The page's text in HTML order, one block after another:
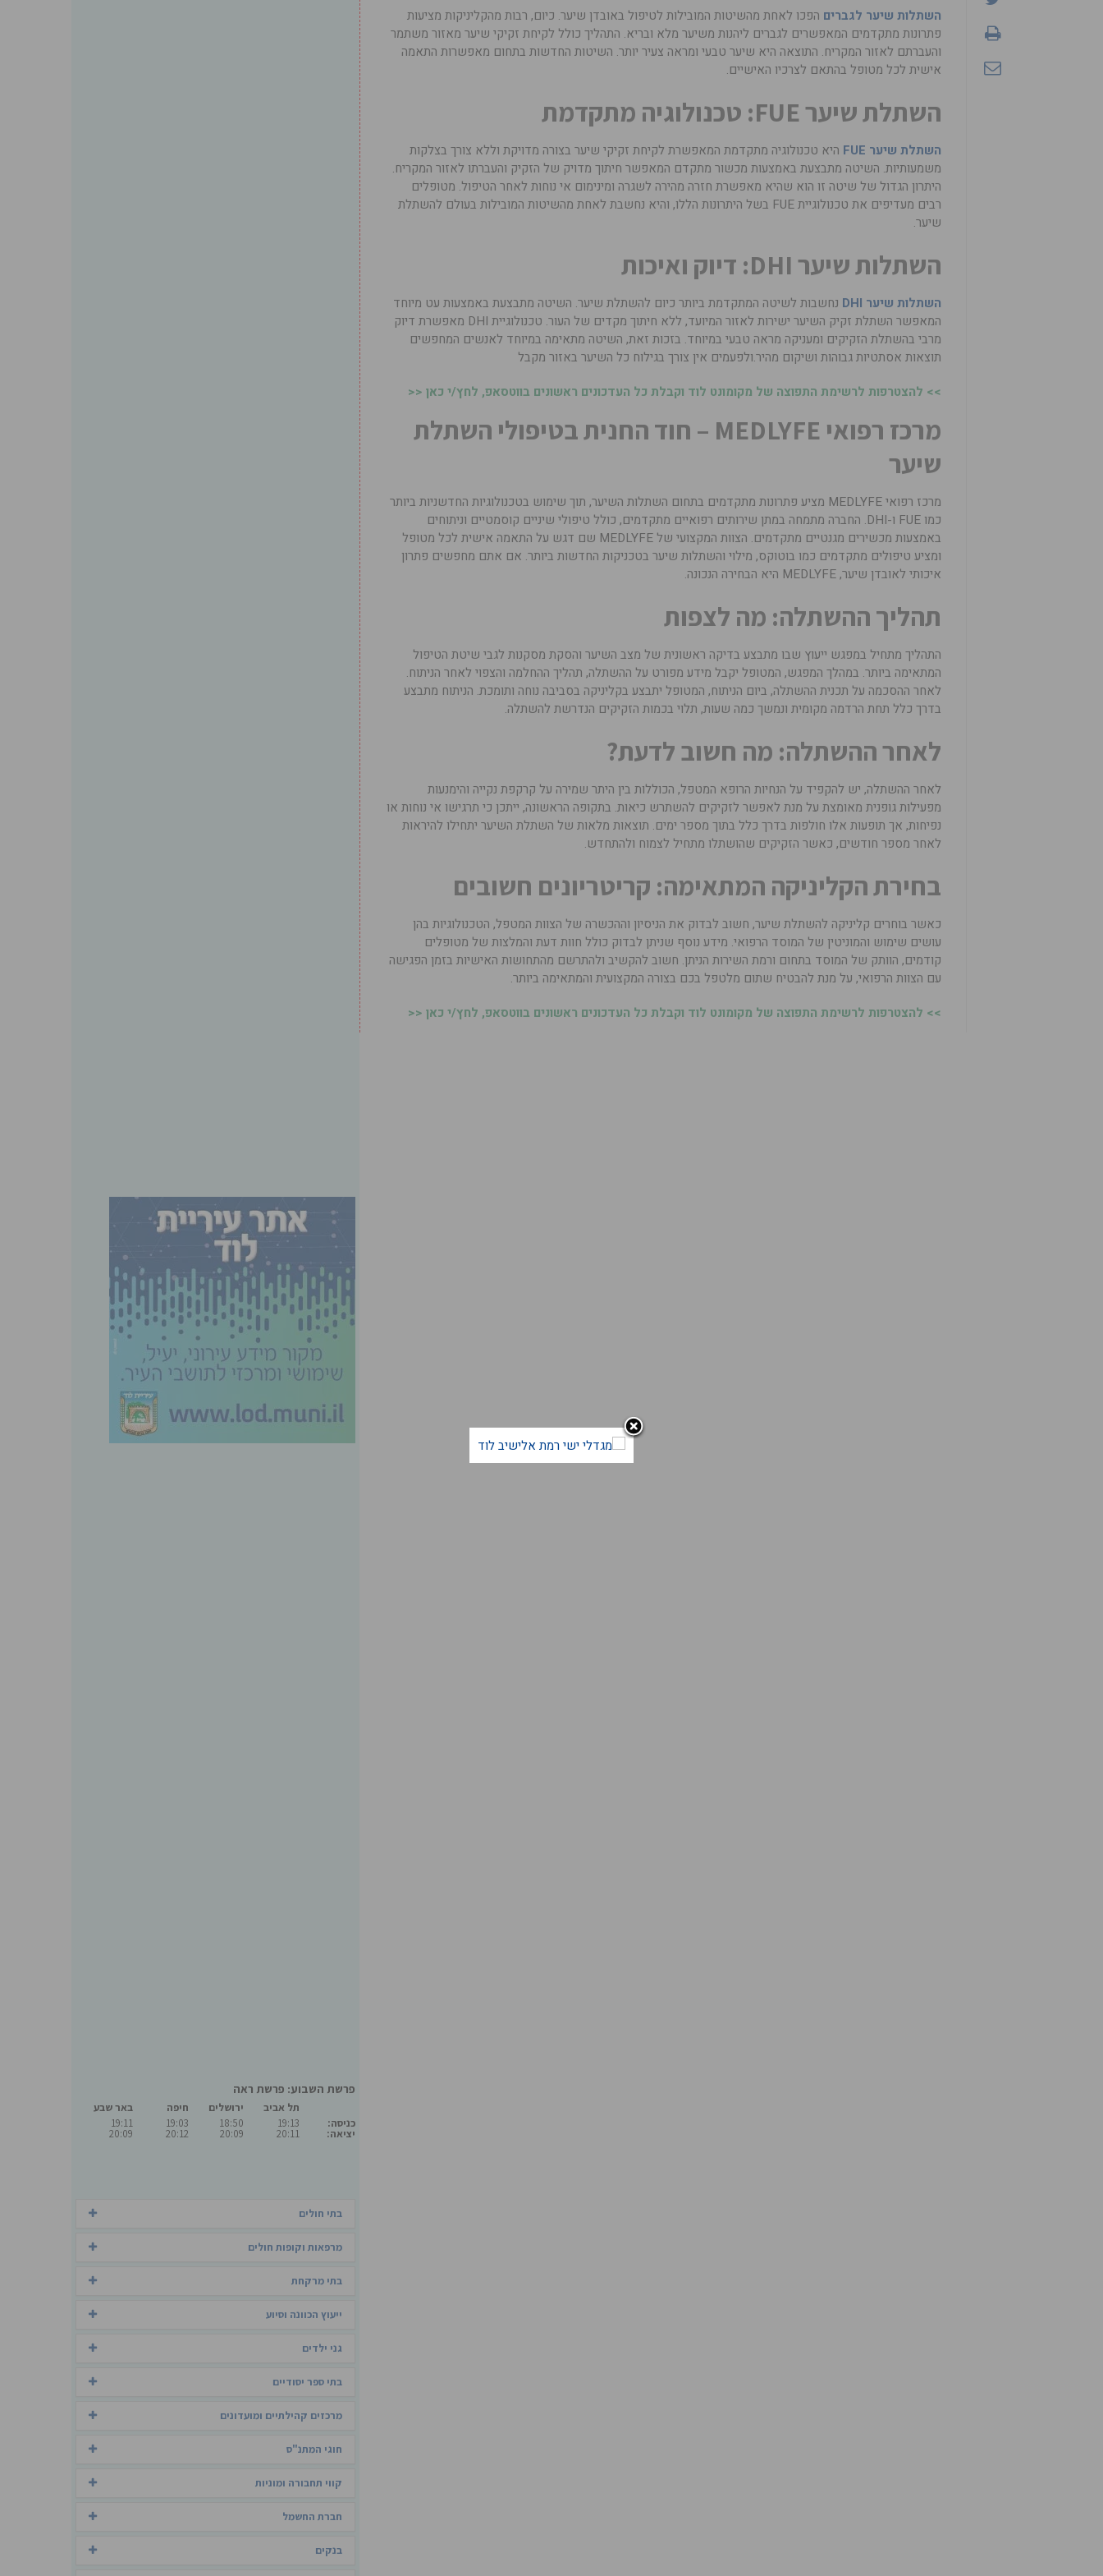
השתלות שיער לגברים הפכו לאחת מהשיטות המובילות לטיפול באובדן שיער. כיום, רבות מהקליניקות מציעות
פתרונות מתקדמים המאפשרים לגברים ליהנות משיער מלא ובריא. התהליך כולל לקיחת זקיקי שיער מאזור משתמר
והעברתם לאזור המקריח. התוצאה היא שיער טבעי ומראה צעיר יותר. השיטות החדשות בתחום מאפשרות התאמה
אישית לכל מטופל בהתאם לצרכיו האישיים.
השתלת שיער FUE: טכנולוגיה מתקדמת
השתלת שיער FUE
היא טכנולוגיה מתקדמת המאפשרת לקיחת זקיקי שיער בצורה מדויקת וללא צורך בצלקות
משמעותיות. השיטה מתבצעת באמצעות מכשור מתקדם המאפשר חיתוך מדויק של הזקיק והעברתו לאזור המקריח.
היתרון הגדול של שיטה זו הוא שהיא מאפשרת חזרה מהירה לשגרה ומינימום אי נוחות לאחר הטיפול. מטופלים
רבים מעדיפים את טכנולוגיית FUE בשל היתרונות הללו, והיא נחשבת לאחת מהשיטות המובילות בעולם להשתלת
שיער.
השתלות שיער DHI: דיוק ואיכות
השתלות שיער DHI
נחשבות לשיטה המתקדמת ביותר כיום להשתלת שיער. השיטה מתבצעת באמצעות עט מיוחד
המאפשר השתלת זקיק השיער ישירות לאזור המיועד, ללא חיתוך מקדים של העור. טכנולוגיית DHI מאפשרת דיוק
מרבי בהשתלת הזקיקים ומעניקה מראה טבעי במיוחד. בזכות זאת, השיטה מתאימה במיוחד לאנשים המחפשים
תוצאות אסתטיות גבוהות ושיקום מהיר.ולפעמים אין צורך בגילוח כל השיער באזור מקבל
>> להצטרפות לרשימת התפוצה של מקומונט לוד וקבלת כל העדכונים ראשונים בווטסאפ, לחץ/י כאן <<
מרכז רפואי MEDLYFE – חוד החנית בטיפולי השתלת
שיער
מרכז רפואי MEDLYFE מציע פתרונות מתקדמים בתחום השתלות השיער, תוך שימוש בטכנולוגיות החדשניות ביותר
כמו FUE ו-DHI. החברה מתמחה במתן שירותים רפואיים מתקדמים, כולל טיפולי שיניים קוסמטיים וניתוחים
באמצעות מכשירים מגנטיים מתקדמים. הצוות המקצועי של MEDLYFE שם דגש על התאמה אישית לכל מטופל
ומציע טיפולים מתקדמים כמו בוטוקס, מילוי והשתלות שיער בטכניקות החדשות ביותר. אם אתם מחפשים פתרון
איכותי לאובדן שיער, MEDLYFE היא הבחירה הנכונה.
תהליך ההשתלה: מה לצפות
התהליך מתחיל במפגש ייעוץ שבו מתבצע בדיקה ראשונית של מצב השיער והסקת מסקנות לגבי שיטת הטיפול
המתאימה ביותר. במהלך המפגש, המטופל יקבל מידע מפורט על ההשתלה, תהליך ההחלמה והצפוי לאחר הניתוח.
לאחר ההסכמה על תכנית ההשתלה, ביום הניתוח, המטופל יתבצע בקליניקה בסביבה נוחה ותומכת. הניתוח מתבצע
בדרך כלל תחת הרדמה מקומית ונמשך כמה שעות, תלוי בכמות הזקיקים הנדרשת להשתלה.
לאחר ההשתלה: מה חשוב לדעת?
לאחר ההשתלה, יש להקפיד על הנחיות הרופא המטפל, הכוללות בין היתר שמירה על קרקפת נקייה והימנעות
מפעילות גופנית מאומצת על מנת לאפשר לזקיקים להשתרש כיאות. בתקופה הראשונה, ייתכן כי תרגישו אי נוחות או
נפיחות, אך תופעות אלו חולפות בדרך כלל בתוך מספר ימים. תוצאות מלאות של השתלת השיער יתחילו להיראות
לאחר מספר חודשים, כאשר הזקיקים שהושתלו מתחיל לצמוח ולהתחדש.
בחירת הקליניקה המתאימה: קריטריונים חשובים
כאשר בוחרים קליניקה להשתלת שיער, חשוב לבדוק את הניסיון וההכשרה של הצוות המטפל, הטכנולוגיות בהן
עושים שימוש והמוניטין של המוסד הרפואי. מידע נוסף שניתן לבדוק כולל חוות דעת והמלצות של מטופלים
קודמים, הוותק של המוסד בתחום ורמת השירות הניתן. חשוב להקשיב ולהתרשם מהתחושות האישיות בזמן הפגישה
עם הצוות הרפואי, על מנת להבטיח שתום מלטפל בכם בצורה המקצועית והמתאימה ביותר.
>> להצטרפות לרשימת התפוצה של מקומונט לוד וקבלת כל העדכונים ראשונים בווטסאפ, לחץ/י כאן <<
פרשת השבוע: פרשת ראה
כניסה:
יציאה:
תל אביב
19:13
20:11
ירושלים
18:50
20:09
חיפה
19:03
20:12
באר שבע
19:11
20:09
בתי חולים
מרפאות וקופות חולים
בתי מרקחת
ייעוץ הכוונה וסיוע
גני ילדים
בתי ספר יסודיים
מרכזים קהילתיים ומועדונים
חוגי המתנ"ס
קווי תחבורה ומוניות
חברת החשמל
בנקים